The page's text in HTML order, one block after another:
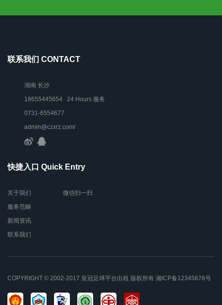
联系我们 CONTACT
湖南 长沙
18655445654 24 Hours 服务
0731-6554677
admin@czxrz.com/
快捷入口 Quick Entry
关于我们
服务范畴
新闻资讯
联系我们
微信扫一扫
COPYRIGHT © 2002-2017 皇冠足球平台出租 版权所有 湘ICP备12345678号